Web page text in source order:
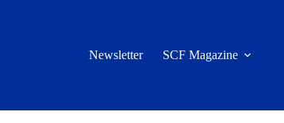
Newsletter SCF Magazine